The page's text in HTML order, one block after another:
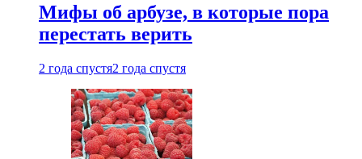
Мифы об арбузе, в которые пора
перестать верить
2 года спустя2 года спустя